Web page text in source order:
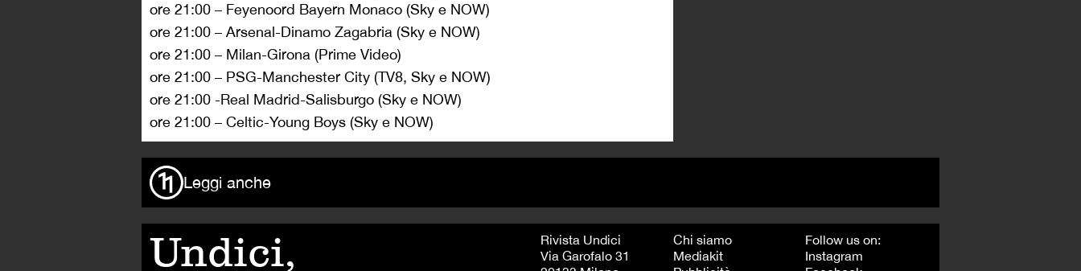
ore 21:00 – Feyenoord Bayern Monaco (Sky e NOW)
ore 21:00 – Arsenal-Dinamo Zagabria (Sky e NOW)
ore 21:00 – Milan-Girona (Prime Video)
ore 21:00 – PSG-Manchester City (TV8, Sky e NOW)
ore 21:00 -Real Madrid-Salisburgo (Sky e NOW)
ore 21:00 – Celtic-Young Boys (Sky e NOW)
Leggi anche
Undici,
Rivista Undici
Via Garofalo 31
Chi siamo
Mediakit
Follow us on:
Instagram